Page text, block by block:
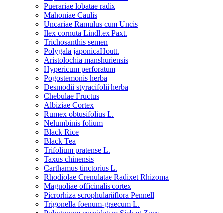
Puerariae lobatae radix
Mahoniae Caulis
Uncariae Ramulus cum Uncis
Ilex cornuta Lindl.ex Paxt.
Trichosanthis semen
Polygala japonicaHoutt.
Aristolochia manshuriensis
Hypericum perforatum
Pogostemonis herba
Desmodii styracifolii herba
Chebulae Fructus
Albiziae Cortex
Rumex obtusifolius L.
Nelumbinis folium
Black Rice
Black Tea
Trifolium pratense L.
Taxus chinensis
Carthamus tinctorius L.
Rhodiolae Crenulatae Radixet Rhizoma
Magnoliae officinalis cortex
Picrorhiza scrophulariiflora Pennell
Trigonella foenum-graecum L.